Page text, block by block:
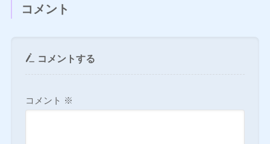
コメント
コメントする
コメント ※